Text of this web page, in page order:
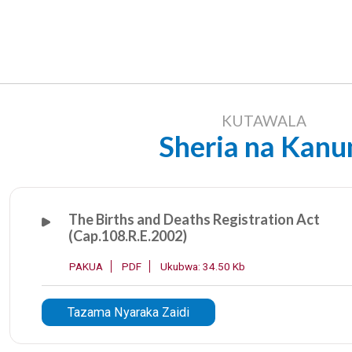
KUTAWALA
Sheria na
The Births and Deaths Registration Act
(Cap.108.R.E.2002)
PAKUA PDF Ukubwa: 34.50 Kb
Tazama Nyaraka Zaidi